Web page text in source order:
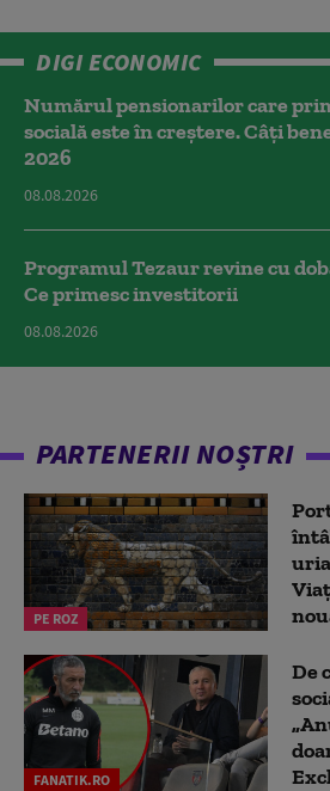
DIGI ECONOMIC
Numărul pensionarilor care
socială este în creștere. Câți
2026
08.08.2026
Programul Tezaur revine cu
Ce primesc investitorii
08.08.2026
PARTENERII NOȘTRI
PE ROZ
FANATIK.RO
De